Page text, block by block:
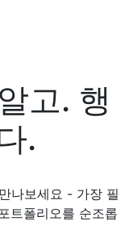
고. 행
.
나보세요 - 가장 필
트폴리오를 순조롭